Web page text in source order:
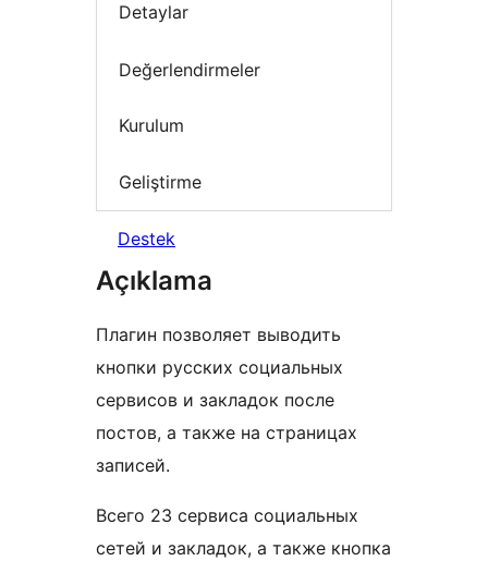
Detaylar
Değerlendirmeler
Kurulum
Geliştirme
Destek
Açıklama
Плагин позволяет выводить
кнопки русских социальных
сервисов и закладок после
постов, а также на страницах
записей.
Всего 23 сервиса социальных
сетей и закладок, а также кнопка